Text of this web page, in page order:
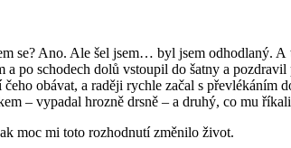
se? Ano. Ale šel jsem… byl jsem odhodlaný.
a po schodech dolů vstoupil do šatny a
čeho obávat, a raději rychle začal s
– vypadal hrozně drsně – a druhý, co mu
moc mi toto rozhodnutí změnilo život.